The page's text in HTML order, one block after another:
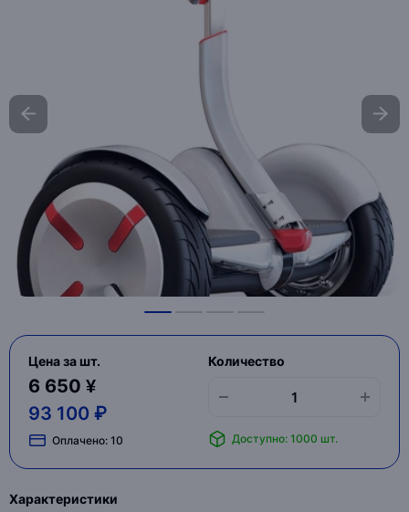
Цена за шт.
6 650 ¥
93 100 ₽
Оплачено: 10
Количество
Доступно: 1000 шт.
Характеристики